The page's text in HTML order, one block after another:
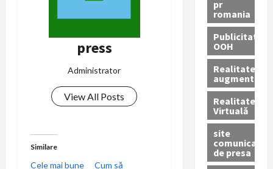
press
Administrator
View All Posts
Similare
Cele mai bune
Cum să
pr
romania
Publicitate
OOH
Realitatea
augmentată
Realitatea
Virtuală
site
comunicate
de presa